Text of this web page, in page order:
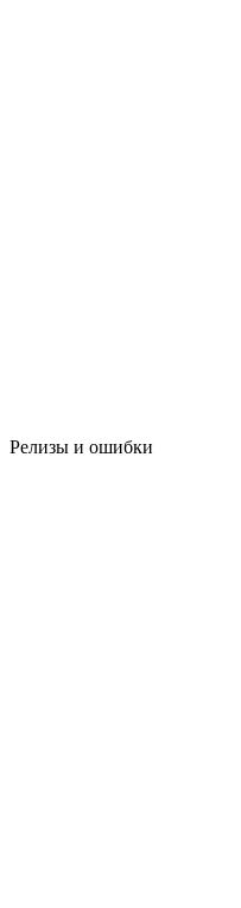
Релизы и ошибки